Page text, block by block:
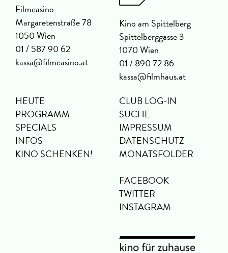
Filmcasino
Margaretenstraße 78
1050 Wien
01 / 587 90 62
kassa@filmcasino.at
Kino am Spittelberg
Spittelberggasse 3
1070 Wien
01 / 890 72 86
kassa@filmhaus.at
HEUTE
PROGRAMM
SPECIALS
INFOS
KINO SCHENKEN!
CLUB LOG-IN
SUCHE
IMPRESSUM
DATENSCHUTZ
MONATSFOLDER
FACEBOOK
TWITTER
INSTAGRAM